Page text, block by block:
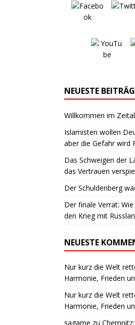
NEUESTE
Willkommen im
Islamisten wollen
aber die Gefahr wird
Das Schweigen der
das Vertrauen
Der Schuldenberg
Der finale Verrat:
den Krieg mit
NEUESTE
Nur kurz die Welt
Harmonie, Frieden
Nur kurz die Welt
Harmonie, Frieden
sagame zu